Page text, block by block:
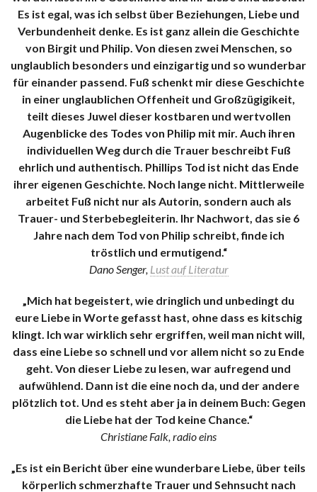
Es ist egal, was ich selbst über Beziehungen, Liebe und
Verbundenheit denke. Es ist ganz allein die Geschichte
von Birgit und Philip. Von diesen zwei Menschen, so
unglaublich besonders und einzigartig und so wunderbar
für einander passend. Fuß schenkt mir diese Geschichte
in einer unglaublichen Offenheit und Großzügigikeit,
teilt dieses Juwel dieser kostbaren und wertvollen
Augenblicke des Todes von Philip mit mir. Auch ihren
individuellen Weg durch die Trauer beschreibt Fuß
ehrlich und authentisch. Phillips Tod ist nicht das Ende
ihrer eigenen Geschichte. Noch lange nicht. Mittlerweile
arbeitet Fuß nicht nur als Autorin, sondern auch als
Trauer- und Sterbebegleiterin. Ihr Nachwort, das sie 6
Jahre nach dem Tod von Philip schreibt, finde ich
tröstlich und ermutigend.“
Dano Senger, Lust auf Literatur
„Mich hat begeistert, wie dringlich und unbedingt du
eure Liebe in Worte gefasst hast, ohne dass es kitschig
klingt. Ich war wirklich sehr ergriffen, weil man nicht will,
dass eine Liebe so schnell und vor allem nicht so zu Ende
geht. Von dieser Liebe zu lesen, war aufregend und
aufwühlend. Dann ist die eine noch da, und der andere
plötzlich tot. Und es steht aber ja in deinem Buch: Gegen
die Liebe hat der Tod keine Chance.“
Christiane Falk, radio eins
„Es ist ein Bericht über eine wunderbare Liebe, über teils
körperlich schmerzhafte Trauer und Sehnsucht nach